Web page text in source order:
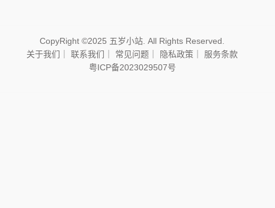
CopyRight ©2025 五岁小站. All Rights Reserved.
关于我们
联系我们 常见问题 隐私政策
服务条款
粤ICP备2023029507号